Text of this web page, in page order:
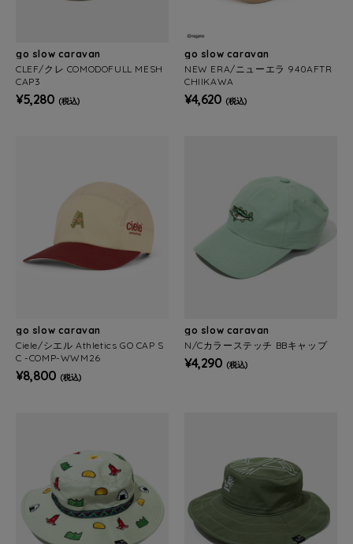
go slow caravan
CLEF/クレ COMODOFULL MESH
CAP3
¥5,280 (税込)
go slow caravan
NEW ERA/ニューエラ 940AFTR
CHIIKAWA
¥4,620 (税込)
go slow caravan
Ciele/シエル Athletics GO CAP S
C -COMP-WWM26
¥8,800 (税込)
go slow caravan
N/Cカラーステッチ BBキャップ
¥4,290 (税込)